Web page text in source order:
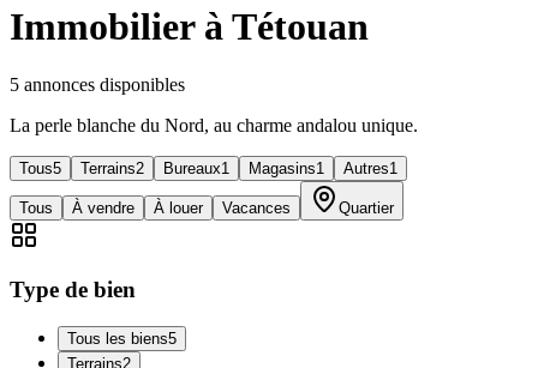
Immobilier à Tétouan
5 annonces disponibles
La perle blanche du Nord, au charme andalou unique.
Tous5 Terrains2 Bureaux1 Magasins1 Autres1
Tous À vendre À louer Vacances Quartier
Type de bien
Tous les biens5
Terrains2